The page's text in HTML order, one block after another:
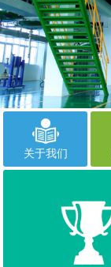
关于我们